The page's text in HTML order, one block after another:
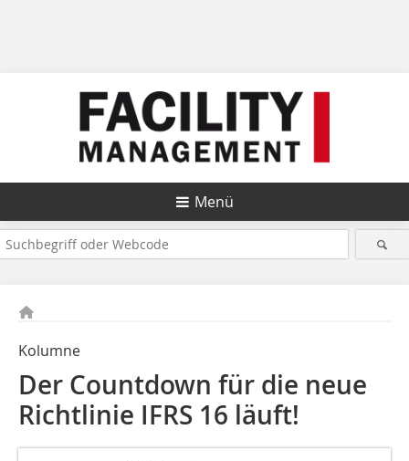
Menü
Kolumne
Der Countdown für die neue
Richtlinie IFRS 16 läuft!